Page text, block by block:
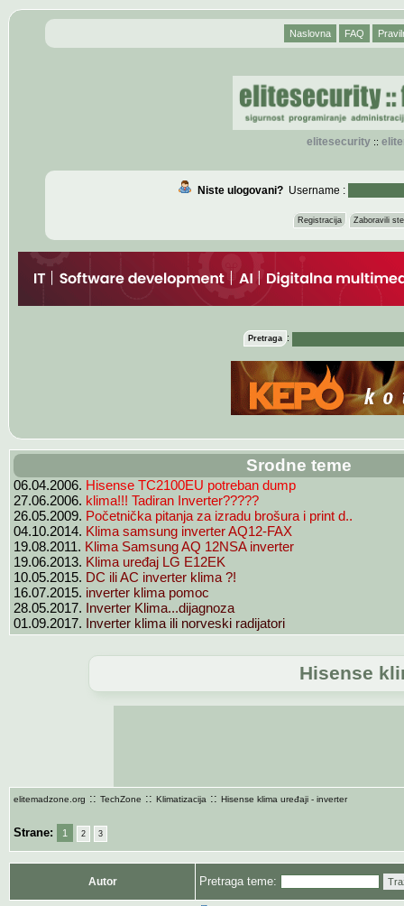
Naslovna FAQ
elitesecurity::
Niste ulogovani?Username :
Registracija Zaboravili
Pretraga :
Srodne teme
06.04.2006. Hisense TC2100EU potreban dump
27.06.2006. klima!!! Tadiran Inverter?????
26.05.2009. Početnička pitanja za izradu brošura i print d..
04.10.2014. Klima samsung inverter AQ12-FAX
19.08.2011. Klima Samsung AQ 12NSA inverter
19.06.2013. Klima uređaj LG E12EK
10.05.2015. DC ili AC inverter klima ?!
16.07.2015. inverter klima pomoc
28.05.2017. Inverter Klima...dijagnoza
01.09.2017. Inverter klima ili norveski radijatori
Hisense
elitemadzone.org :: TechZone :: Klimatizacija :: Hisense klima uređaji - inverter
Strane: 1 2 3
Autor Pretraga teme: